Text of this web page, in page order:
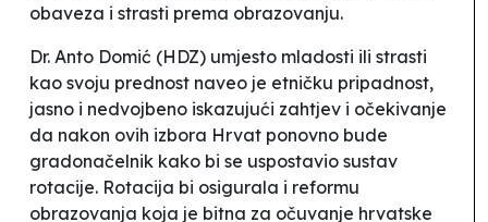
obaveza i strasti prema obrazovanju.
Dr. Anto Domić (HDZ) umjesto mladosti ili strasti
kao svoju prednost naveo je etničku pripadnost,
jasno i nedvojbeno iskazujući zahtjev i očekivanje
da nakon ovih izbora Hrvat ponovno bude
gradonačelnik kako bi se uspostavio sustav
rotacije. Rotacija bi osigurala i reformu
obrazovanja koja je bitna za očuvanje hrvatske